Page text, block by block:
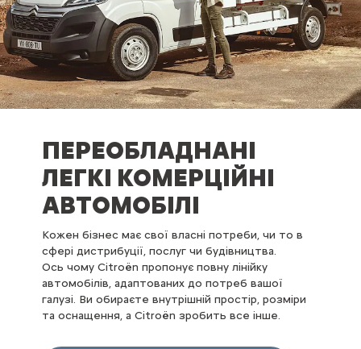
ПЕРЕОБЛАДНАНІ
ЛЕГКІ КОМЕРЦІЙНІ
АВТОМОБІЛІ
Кожен бізнес має свої власні потреби, чи то в
сфері дистрибуції, послуг чи будівництва.
Ось чому Citroën пропонує повну лінійку
автомобілів, адаптованих до потреб вашої
галузі. Ви обираєте внутрішній простір, розміри
та оснащення, а Citroën зробить все інше.